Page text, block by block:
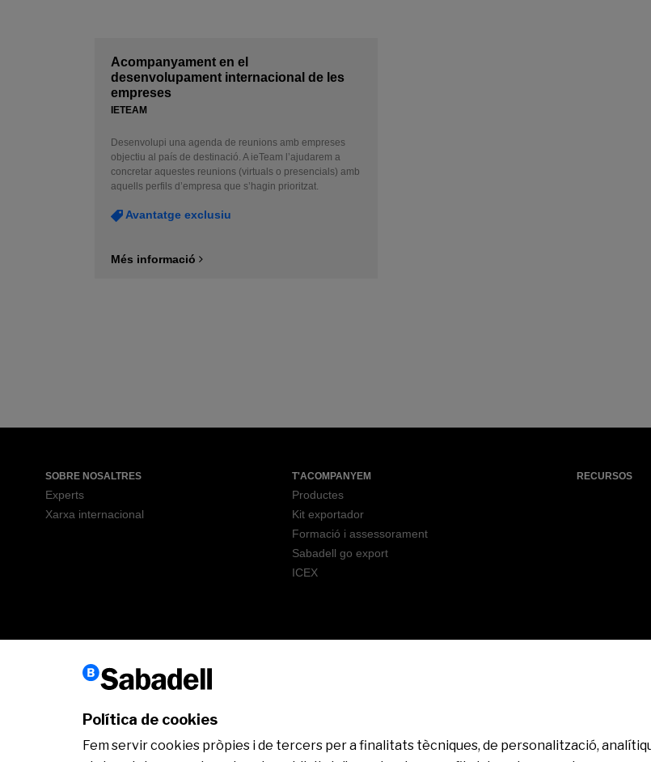
Acompanyament en el
desenvolupament internacional de les
empreses
IETEAM
Desenvolupi una agenda de reunions amb empreses
objectiu al país de destinació. A ieTeam l’ajudarem a
concretar aquestes reunions (virtuals o presencials) amb
aquells perfils d’empresa que s’hagin prioritzat.
Avantatge exclusiu
Més informació
SOBRE NOSALTRES
Experts
Xarxa internacional
T'ACOMPANYEM
Productes
Kit exportador
Formació i assessorament
Sabadell go export
ICEX
RECURSOS
Avís legal Política de cookies Servei d’atenció al client
Política de cookies
Fem servir cookies pròpies i de tercers per a finalitats tècniques, de personalització,